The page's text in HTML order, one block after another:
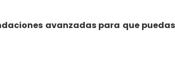
avanzadas para que puedas